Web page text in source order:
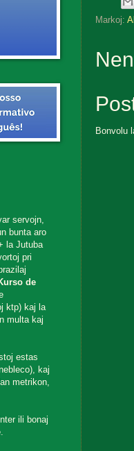
Markoj:
Bonvolu
servojn,
bunta aro
la Jutuba
pri
de
ktp) kaj la
multa kaj
estas
kaj
metrikon,
ili bonaj